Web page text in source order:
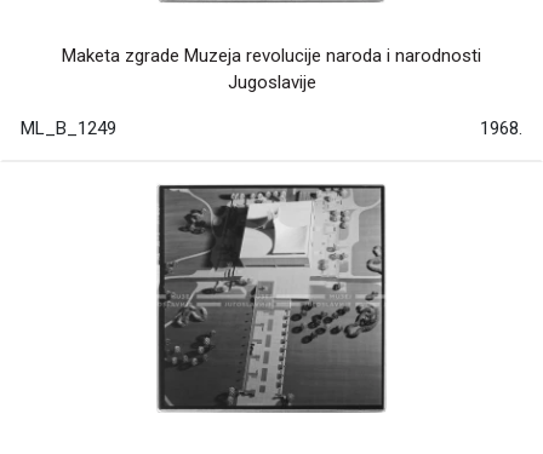
Maketa zgrade Muzeja revolucije naroda i narodnosti
Jugoslavije
ML_B_1249 1968.